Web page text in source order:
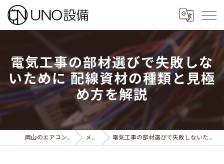
電気工事の部材選びで失敗しな
いために 配線資材の種類と見極
め方を解説
岡山のエアコン工事ならUNO設備 メディア 電気工事の部材選びで失敗しないために 配線資材の種類と見極め方を解説